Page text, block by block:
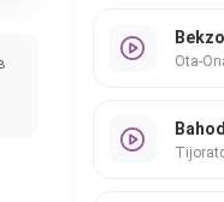
Ota-